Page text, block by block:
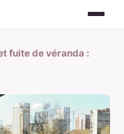
fuite de véranda :